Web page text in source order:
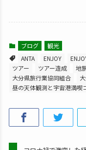
ブログ
観光
ANTA
ENJOY
ツアー
ツアー造成 地
大分県旅行業協同組合
昼の天体観測と宇宙港満喫